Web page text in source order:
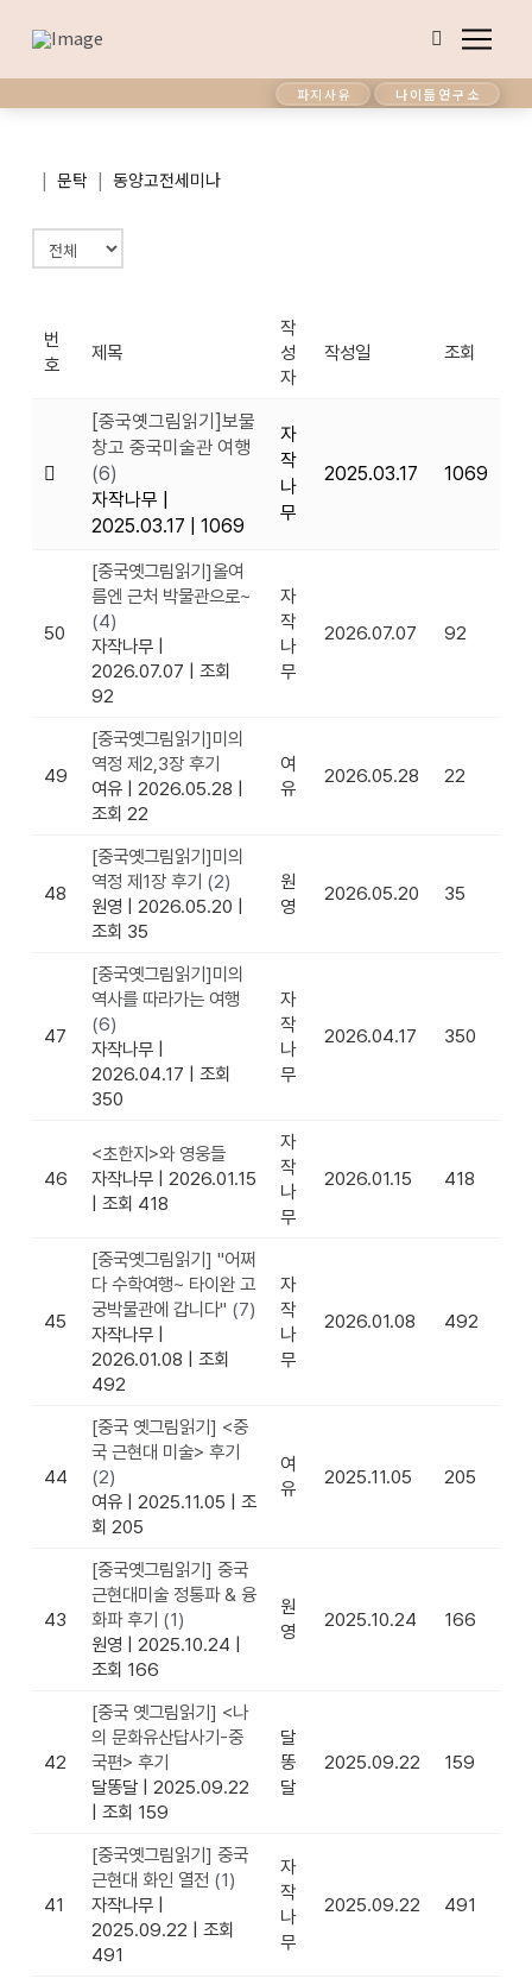
파지사유 나이듦연구소
| 문탁 | 동양고전세미나
번
호
제목
작
성
자
작성일 조회
[중국옛그림읽기]보물
창고 중국미술관 여행
(6)
자작나무
2025.03.17
1069
자
작
나
무
2025.03.17 1069
50
[중국옛그림읽기]올여
름엔 근처 박물관으로~
(4)
자작나무
2026.07.07
조회
92
자
작
나
무
2026.07.07 92
49
[중국옛그림읽기]미의
역정 제2,3장 후기
여유
2026.05.28
조회 22
여
유
2026.05.28 22
48
[중국옛그림읽기]미의
역정 제1장 후기 (2)
원영
2026.05.20
조회 35
원
영
2026.05.20 35
47
[중국옛그림읽기]미의
역사를 따라가는 여행
(6)
자작나무
2026.04.17
조회
350
자
작
나
무
2026.04.17 350
46
<초한지>와 영웅들
자작나무
2026.01.15
조회 418
자
작
나
무
2026.01.15 418
45
[중국옛그림읽기] "어쩌
다 수학여행~ 타이완 고
궁박물관에 갑니다" (7)
자작나무
2026.01.08
조회
492
자
작
나
무
2026.01.08 492
44
[중국 옛그림읽기] <중
국 근현대 미술> 후기
(2)
여유
2025.11.05
조
회 205
여
유
2025.11.05 205
43
[중국옛그림읽기] 중국
근현대미술 정통파 & 융
화파 후기 (1)
원영
2025.10.24
조회 166
원
영
2025.10.24 166
42
[중국 옛그림읽기] <나
의 문화유산답사기-중
국편> 후기
달똥달
2025.09.22
조회 159
달
똥
달
2025.09.22 159
41
[중국옛그림읽기] 중국
근현대 화인 열전 (1)
자작나무
2025.09.22
조회
491
자
작
나
무
2025.09.22 491